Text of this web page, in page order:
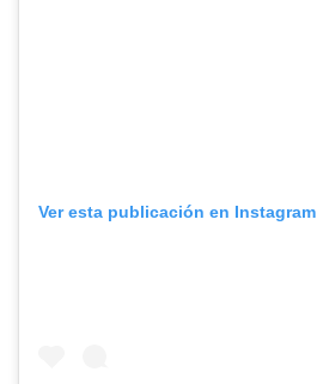
Ver esta publicación en Instagram